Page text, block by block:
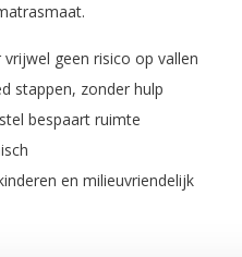
geen risico op vallen
stappen, zonder hulp
bespaart ruimte
en milieuvriendelijk